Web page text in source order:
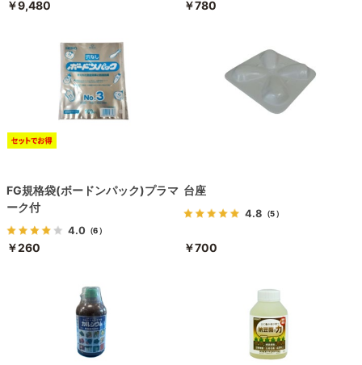
￥9,480 ￥780
FG規格袋(ボードンパック)プラマ
ーク付
4.0 （6）
￥260
台座
4.8 （5）
￥700